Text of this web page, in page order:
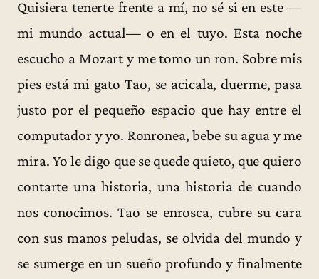
Quisiera tenerte frente a mí, no sé si en este —
mi mundo actual— o en el tuyo. Esta noche
escucho a Mozart y me tomo un ron. Sobre mis
pies está mi gato Tao, se acicala, duerme, pasa
justo por el pequeño espacio que hay entre el
computador y yo. Ronronea, bebe su agua y me
mira. Yo le digo que se quede quieto, que quiero
contarte una historia, una historia de cuando
nos conocimos. Tao se enrosca, cubre su cara
con sus manos peludas, se olvida del mundo y
se sumerge en un sueño profundo y finalmente